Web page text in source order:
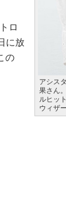
アシス
果さん
ルヒッ
ウィザ
ロ
に放
の